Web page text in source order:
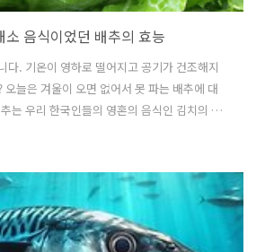
음식이었던 배추의 효능
다. 기온이 영하로 떨어지고 공기가 건조해지
늘은 겨울이 오면 없어서 못 파는 배추에 대
는 우리 한국인들의 영혼의 음식인 김치의 메
한 훌륭합니다. 같이 알아보시죠. ■일반적
쉽게 포만감을 느낄 수 있어 다이어트에 좋으
체내의 불필요한 지방을 분해해 주는 효과를 기
도 좋습니다. 2. 장 건강에 좋다배추에는 장 건
해주는 식이섬유가 풍부하며 특히 다른 채소보